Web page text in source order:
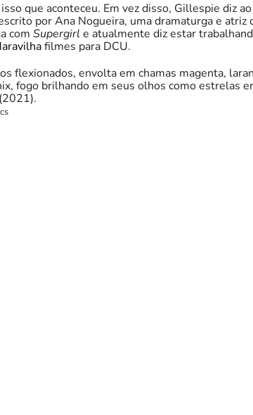
que aconteceu. Em vez disso, Gillespie diz
por Ana Nogueira, uma dramaturga e atriz
com Supergirl e atualmente diz estar
filmes para DCU.